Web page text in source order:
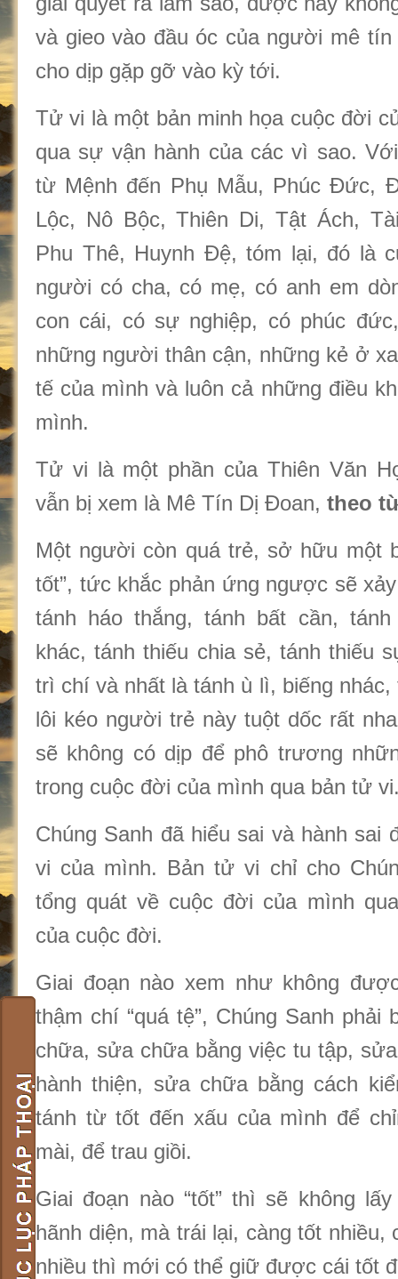
và gieo vào đầu óc của người mê tín
cho dịp gặp gỡ vào kỳ tới.
Tử vi là một bản minh họa cuộc đời
qua sự vận hành của các vì sao.
từ Mệnh đến Phụ Mẫu, Phúc Đức,
Lộc, Nô Bộc, Thiên Di, Tật Ách,
Phu Thê, Huynh Đệ, tóm lại, đó là
người có cha, có mẹ, có anh em
con cái, có sự nghiệp, có phúc
những người thân cận, những kẻ ở
tế của mình và luôn cả những điều
mình.
Tử vi là một phần của Thiên Văn
vẫn bị xem là Mê Tín Dị Đoan, theo
Một người còn quá trẻ, sở hữu một
tốt”, tức khắc phản ứng ngược sẽ
tánh háo thắng, tánh bất cần,
khác, tánh thiếu chia sẻ, tánh thiếu
trì chí và nhất là tánh ù lì, biếng nhác,
lôi kéo người trẻ này tuột dốc rất
sẽ không có dịp để phô trương
trong cuộc đời của mình qua bản tử
Chúng Sanh đã hiểu sai và hành sai
vi của mình. Bản tử vi chỉ cho
tổng quát về cuộc đời của mình
của cuộc đời.
Giai đoạn nào xem như không
thậm chí “quá tệ”, Chúng Sanh phải
chữa, sửa chữa bằng việc tu tập,
hành thiện, sửa chữa bằng cách
tánh từ tốt đến xấu của mình để
mài, để trau giồi.
Giai đoạn nào “tốt” thì sẽ không
hãnh diện, mà trái lại, càng tốt nhiều,
nhiều thì mới có thể giữ được cái tốt